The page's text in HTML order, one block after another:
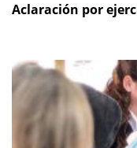
Aclaración por